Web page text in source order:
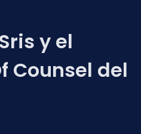
y el
Counsel del